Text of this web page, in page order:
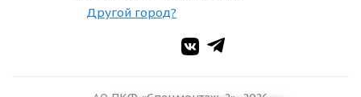
Другой город?